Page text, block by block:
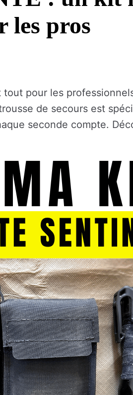
les pros
tout pour les
de secours est
seconde compte.